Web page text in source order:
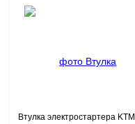
Втулка электростартера KTM